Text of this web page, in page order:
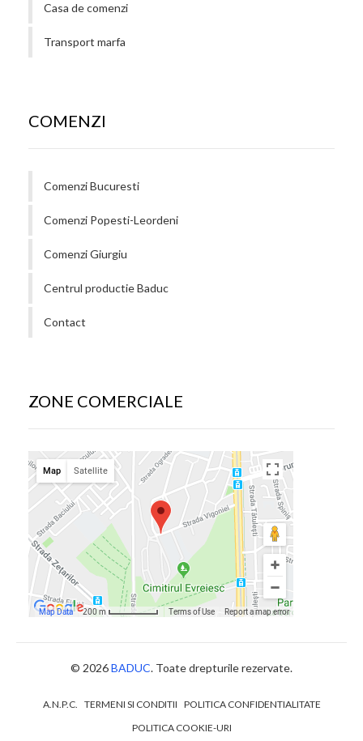
Casa de comenzi
Transport marfa
COMENZI
Comenzi Bucuresti
Comenzi Popesti-Leordeni
Comenzi Giurgiu
Centrul productie Baduc
Contact
ZONE COMERCIALE
© 2026BADUC. Toate drepturile rezervate.
A.N.P.C. TERMENI SI CONDITII POLITICA CONFIDENTIALITATE
POLITICA COOKIE-URI